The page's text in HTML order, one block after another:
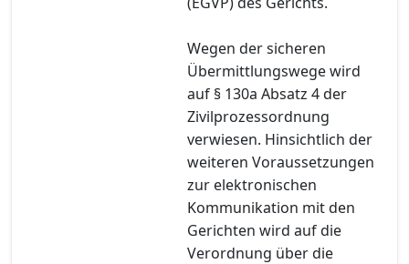
Wegen der sicheren
Übermittlungswege wird
auf § 130a Absatz 4 der
Zivilprozessordnung
verwiesen. Hinsichtlich der
weiteren Voraussetzungen
zur elektronischen
Kommunikation mit den
Gerichten wird auf die
Verordnung über die